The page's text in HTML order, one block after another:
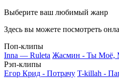
Выберите ваш любимый жанр
Здесь вы можете посмотреть
Поп-клипы
Inna — Ruleta Жасмин - Ты Моё,
Рэп-клипы
Егор Крид - Потрачу T-killah -